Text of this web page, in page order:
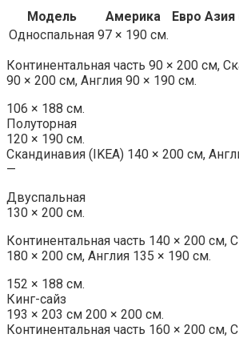
Модель
Америка Евро Азия
Односпальная 97 × 190 см.
Континентальная часть 90 × 200 см,
90 × 200 см, Англия 90 × 190 см.
106 × 188 см.
Полуторная
120 × 190 см.
Скандинавия (IKEA) 140 × 200 см,
—
Двуспальная
130 × 200 см.
Континентальная часть 140 × 200 см,
180 × 200 см, Англия 135 × 190 см.
152 × 188 см.
Кинг-сайз
193 × 203 см 200 × 200 см.
Континентальная часть 160 × 200 см,